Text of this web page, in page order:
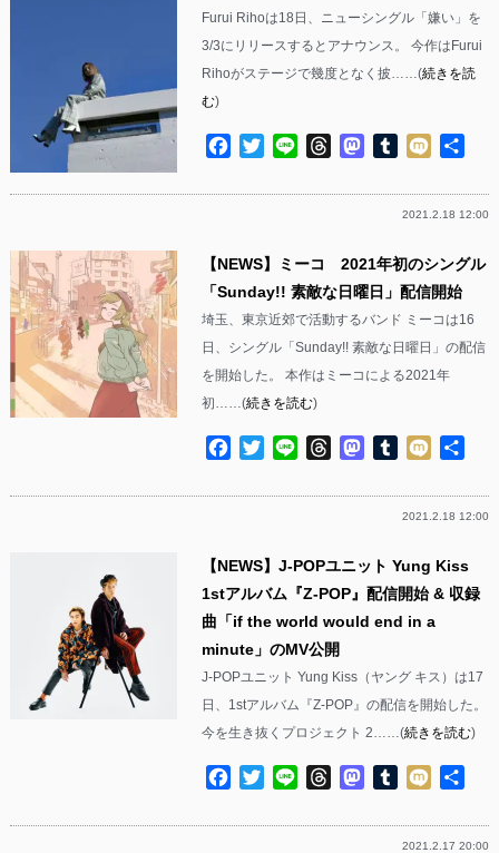
Furui Rihoは18日、ニューシングル「嫌い」を
3/3にリリースするとアナウンス。 今作はFurui
Rihoがステージで幾度となく披……(続きを読
む)
Facebook
TwitterLine ThreadsMastodon
Tumblr
Mixi
2021.2.18 12:00
【NEWS】ミーコ 2021年初のシングル
「Sunday!! 素敵な日曜日」配信開始
埼玉、東京近郊で活動するバンド ミーコは16
日、シングル「Sunday!! 素敵な日曜日」の配信
を開始した。 本作はミーコによる2021年
初……(続きを読む)
Facebook
TwitterLine ThreadsMastodon
Tumblr
Mixi
2021.2.18 12:00
【NEWS】J-POPユニット Yung Kiss
1stアルバム『Z-POP』配信開始 & 収録
曲「if the world would end in a
minute」のMV公開
J-POPユニット Yung Kiss（ヤング キス）は17
日、1stアルバム『Z-POP』の配信を開始した。
今を生き抜くプロジェクト 2……(続きを読む)
Facebook
TwitterLine ThreadsMastodon
Tumblr
Mixi
2021.2.17 20:00